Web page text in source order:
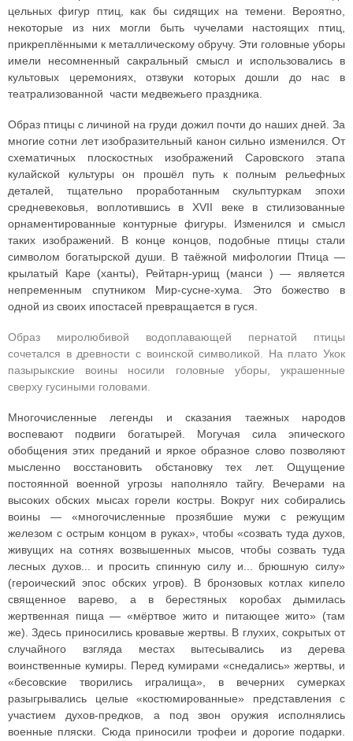
цельных фигур птиц, как бы сидящих на темени. Вероятно,
некоторые из них могли быть чучелами настоящих птиц,
прикреплёнными к металлическому обручу. Эти головные уборы
имели несомненный сакральный смысл и использовались в
культовых церемониях, отзвуки которых дошли до нас в
театрализованной части медвежьего праздника.
Образ птицы с личиной на груди дожил почти до наших дней. За
многие сотни лет изобразительный канон сильно изменился. От
схематичных плоскостных изображений Саровского этапа
кулайской культуры он прошёл путь к полным рельефных
деталей, тщательно проработанным скульптуркам эпохи
средневековья, воплотившись в XVII веке в стилизованные
орнаментированные контурные фигуры. Изменился и смысл
таких изображений. В конце концов, подобные птицы стали
символом богатырской души. В таёжной мифологии Птица —
крылатый Каре (ханты), Рейтарн-урищ (манси ) — является
непременным спутником Мир-сусне-хума. Это божество в
одной из своих ипостасей превращается в гуся.
Образ миролюбивой водоплавающей пернатой птицы
сочетался в древности с воинской символикой. На плато Укок
пазырыкские воины носили головные уборы, украшенные
сверху гусиными головами.
Многочисленные легенды и сказания таежных народов
воспевают подвиги богатырей. Могучая сила эпического
обобщения этих преданий и яркое образное слово позволяют
мысленно восстановить обстановку тех лет. Ощущение
постоянной военной угрозы наполняло тайгу. Вечерами на
высоких обских мысах горели костры. Вокруг них собирались
воины — «многочисленные прозябшие мужи с режущим
железом с острым концом в руках», чтобы «созвать туда духов,
живущих на сотнях возвышенных мысов, чтобы созвать туда
лесных духов... и просить спинную силу и... брюшную силу»
(героический эпос обских угров). В бронзовых котлах кипело
священное варево, а в берестяных коробах дымилась
жертвенная пища — «мёртвое жито и питающее жито» (там
же). Здесь приносились кровавые жертвы. В глухих, сокрытых от
случайного взгляда местах вытесывались из дерева
воинственные кумиры. Перед кумирами «снедались» жертвы, и
«бесовские творились игралища», в вечерних сумерках
разыгрывались целые «костюмированные» представления с
участием духов-предков, а под звон оружия исполнялись
военные пляски. Сюда приносили трофеи и дорогие подарки.